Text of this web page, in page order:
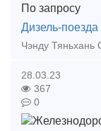
По запросу
Дизель-поезда
28.03.23
367
0